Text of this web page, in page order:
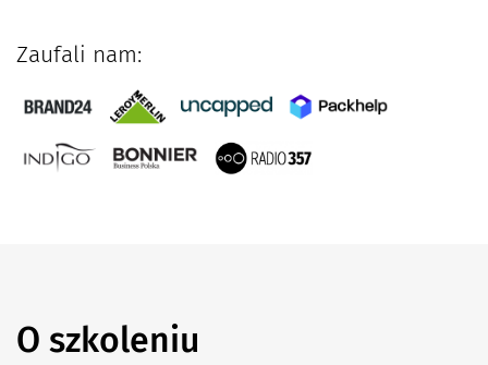
Zaufali nam:
O szkoleniu